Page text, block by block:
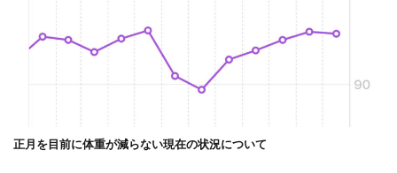
正月を目前に体重が減らない現在の状況について